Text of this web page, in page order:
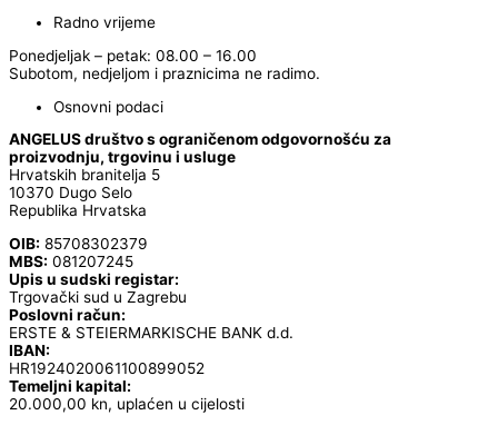
Radno vrijeme
Ponedjeljak – petak: 08.00 – 16.00
Subotom, nedjeljom i praznicima ne radimo.
Osnovni podaci
ANGELUS društvo s ograničenom odgovornošću za
proizvodnju, trgovinu i usluge
Hrvatskih branitelja 5
10370 Dugo Selo
Republika Hrvatska
OIB: 85708302379
MBS: 081207245
Upis u sudski registar:
Trgovački sud u Zagrebu
Poslovni račun:
ERSTE & STEIERMARKISCHE BANK d.d.
IBAN:
HR1924020061100899052
Temeljni kapital:
20.000,00 kn, uplaćen u cijelosti